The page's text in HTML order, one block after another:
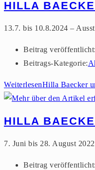
HILLA
13.7. bis 10.8.2024 –
Beitrag veröffentlicht:
Beitrags-Kategorie:
WeiterlesenHilla Baecker
HILLA
7. Juni bis 28. August
Beitrag veröffentlicht: